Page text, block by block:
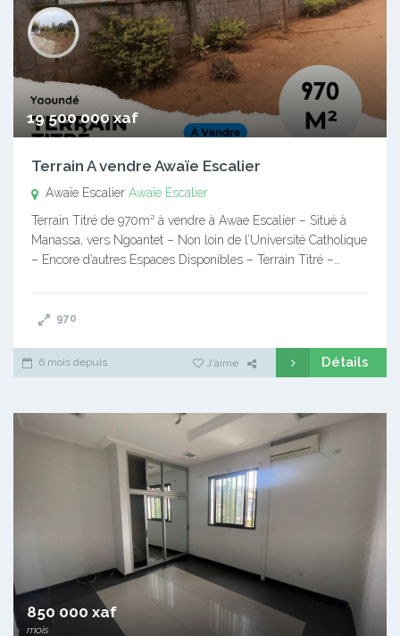
19 500 000 xaf
Terrain A vendre Awaïe Escalier
Awaïe Escalier Awaïe Escalier
Terrain Titré de 970m² à vendre à Awae Escalier – Situé à
Manassa, vers Ngoantet – Non loin de l’Université Catholique
– Encore d’autres Espaces Disponibles – Terrain Titré –…
970
6 mois depuis J'aime Détails
850 000 xaf
mois